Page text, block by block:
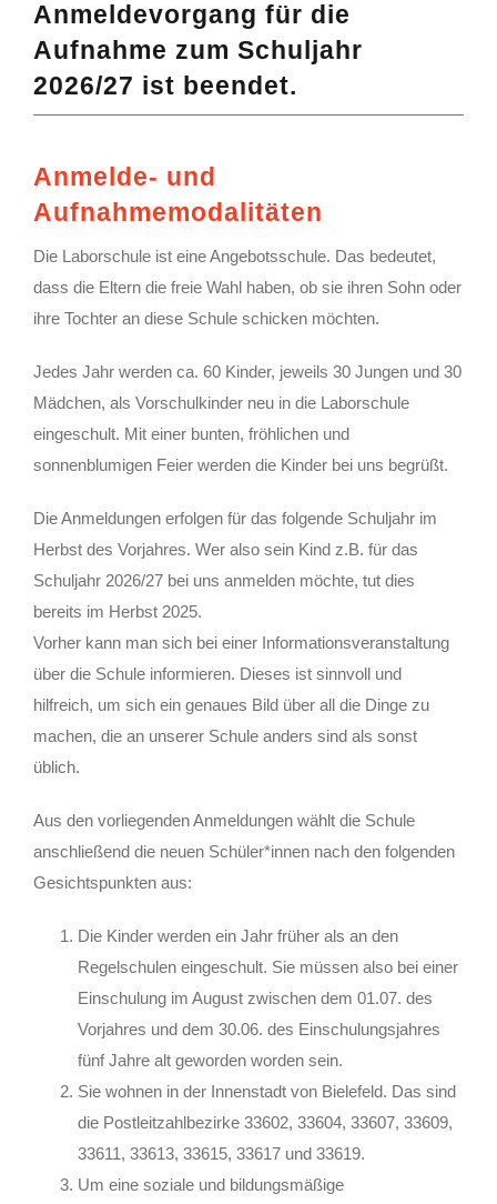
Anmeldevorgang für die
Aufnahme zum Schuljahr
2026/27 ist beendet.
Anmelde- und
Aufnahmemodalitäten
Die Laborschule ist eine Angebotsschule. Das bedeutet,
dass die Eltern die freie Wahl haben, ob sie ihren Sohn oder
ihre Tochter an diese Schule schicken möchten.
Jedes Jahr werden ca. 60 Kinder, jeweils 30 Jungen und 30
Mädchen, als Vorschulkinder neu in die Laborschule
eingeschult. Mit einer bunten, fröhlichen und
sonnenblumigen Feier werden die Kinder bei uns begrüßt.
Die Anmeldungen erfolgen für das folgende Schuljahr im
Herbst des Vorjahres. Wer also sein Kind z.B. für das
Schuljahr 2026/27 bei uns anmelden möchte, tut dies
bereits im Herbst 2025.
Vorher kann man sich bei einer Informationsveranstaltung
über die Schule informieren. Dieses ist sinnvoll und
hilfreich, um sich ein genaues Bild über all die Dinge zu
machen, die an unserer Schule anders sind als sonst
üblich.
Aus den vorliegenden Anmeldungen wählt die Schule
anschließend die neuen Schüler*innen nach den folgenden
Gesichtspunkten aus:
Die Kinder werden ein Jahr früher als an den
Regelschulen eingeschult. Sie müssen also bei einer
Einschulung im August zwischen dem 01.07. des
Vorjahres und dem 30.06. des Einschulungsjahres
fünf Jahre alt geworden worden sein.
Sie wohnen in der Innenstadt von Bielefeld. Das sind
die Postleitzahlbezirke 33602, 33604, 33607, 33609,
33611, 33613, 33615, 33617 und 33619.
Um eine soziale und bildungsmäßige